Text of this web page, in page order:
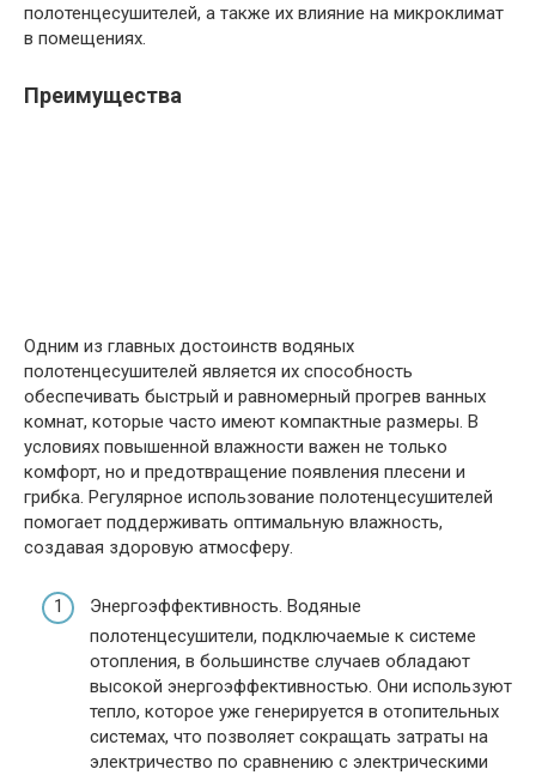
полотенцесушителей, а также их влияние на микроклимат
в помещениях.
Преимущества
Одним из главных достоинств водяных
полотенцесушителей является их способность
обеспечивать быстрый и равномерный прогрев ванных
комнат, которые часто имеют компактные размеры. В
условиях повышенной влажности важен не только
комфорт, но и предотвращение появления плесени и
грибка. Регулярное использование полотенцесушителей
помогает поддерживать оптимальную влажность,
создавая здоровую атмосферу.
Энергоэффективность. Водяные
полотенцесушители, подключаемые к системе
отопления, в большинстве случаев обладают
высокой энергоэффективностью. Они используют
тепло, которое уже генерируется в отопительных
системах, что позволяет сокращать затраты на
электричество по сравнению с электрическими